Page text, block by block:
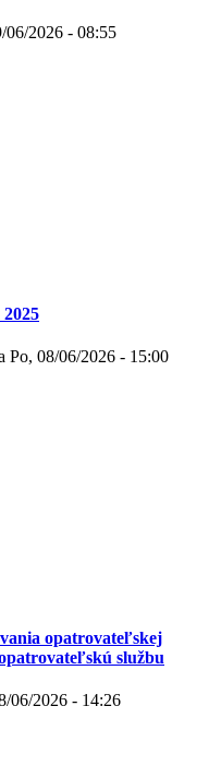
06/2026 - 08:55
Po, 08/06/2026 - 15:00
opatrovateľskej
službu
06/2026 - 14:26